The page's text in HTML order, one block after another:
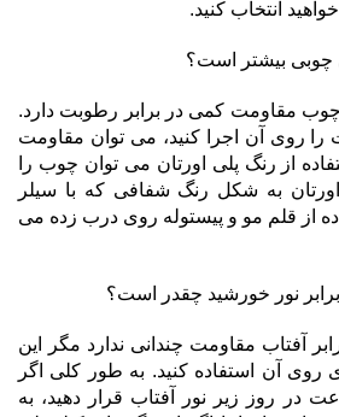
انتخاب کنید.
بیشتر است؟
چوب مقاومت کمی در برابر رطوبت دارد.
را روی آن اجرا کنید، می توان مقاومت
از رنگ پلی اورتان می توان چوب را
به شکل رنگ شفافی که با سیلر
از قلم مو و پیستوله روی درب زده می
نور خورشید چقدر است؟
آفتاب مقاومت چندانی ندارد مگر این
آن استفاده کنید. به طور کلی اگر
بیشتر از 4 ساعت در روز زیر نور آفتاب قرار دهید، به